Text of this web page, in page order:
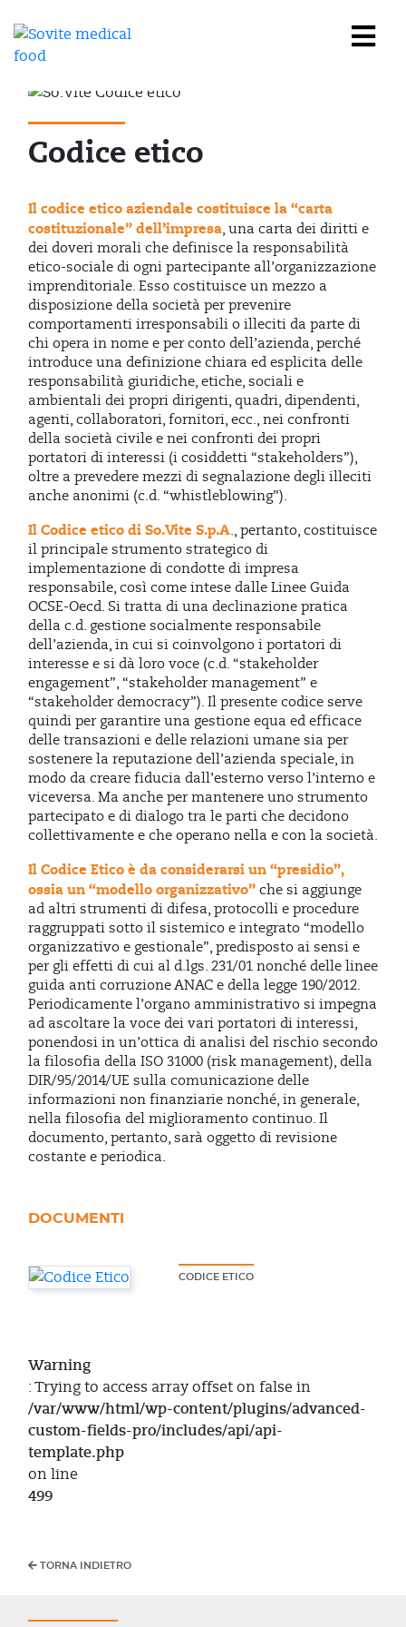
Codice etico
Il codice etico aziendale costituisce la “carta
costituzionale” dell’impresa, una carta dei diritti e
dei doveri morali che definisce la responsabilità
etico-sociale di ogni partecipante all’organizzazione
imprenditoriale. Esso costituisce un mezzo a
disposizione della società per prevenire
comportamenti irresponsabili o illeciti da parte di
chi opera in nome e per conto dell’azienda, perché
introduce una definizione chiara ed esplicita delle
responsabilità giuridiche, etiche, sociali e
ambientali dei propri dirigenti, quadri, dipendenti,
agenti, collaboratori, fornitori, ecc., nei confronti
della società civile e nei confronti dei propri
portatori di interessi (i cosiddetti “stakeholders”),
oltre a prevedere mezzi di segnalazione degli illeciti
anche anonimi (c.d. “whistleblowing”).
Il Codice etico di So.Vite S.p.A., pertanto, costituisce
il principale strumento strategico di
implementazione di condotte di impresa
responsabile, così come intese dalle Linee Guida
OCSE-Oecd. Si tratta di una declinazione pratica
della c.d. gestione socialmente responsabile
dell’azienda, in cui si coinvolgono i portatori di
interesse e si dà loro voce (c.d. “stakeholder
engagement”, “stakeholder management” e
“stakeholder democracy”). Il presente codice serve
quindi per garantire una gestione equa ed efficace
delle transazioni e delle relazioni umane sia per
sostenere la reputazione dell’azienda speciale, in
modo da creare fiducia dall’esterno verso l’interno e
viceversa. Ma anche per mantenere uno strumento
partecipato e di dialogo tra le parti che decidono
collettivamente e che operano nella e con la società.
Il Codice Etico è da considerarsi un “presidio”,
ossia un “modello organizzativo” che si aggiunge
ad altri strumenti di difesa, protocolli e procedure
raggruppati sotto il sistemico e integrato “modello
organizzativo e gestionale”, predisposto ai sensi e
per gli effetti di cui al d.lgs. 231/01 nonché delle linee
guida anti corruzione ANAC e della legge 190/2012.
Periodicamente l’organo amministrativo si impegna
ad ascoltare la voce dei vari portatori di interessi,
ponendosi in un’ottica di analisi del rischio secondo
la filosofia della ISO 31000 (risk management), della
DIR/95/2014/UE sulla comunicazione delle
informazioni non finanziarie nonché, in generale,
nella filosofia del miglioramento continuo. Il
documento, pertanto, sarà oggetto di revisione
costante e periodica.
DOCUMENTI
CODICE ETICO
Warning
: Trying to access array offset on false in
/var/www/html/wp-content/plugins/advanced-
custom-fields-pro/includes/api/api-
template.php
on line
499
TORNA INDIETRO